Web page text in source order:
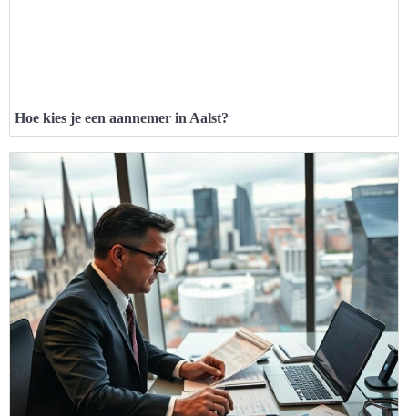
Hoe kies je een aannemer in Aalst?